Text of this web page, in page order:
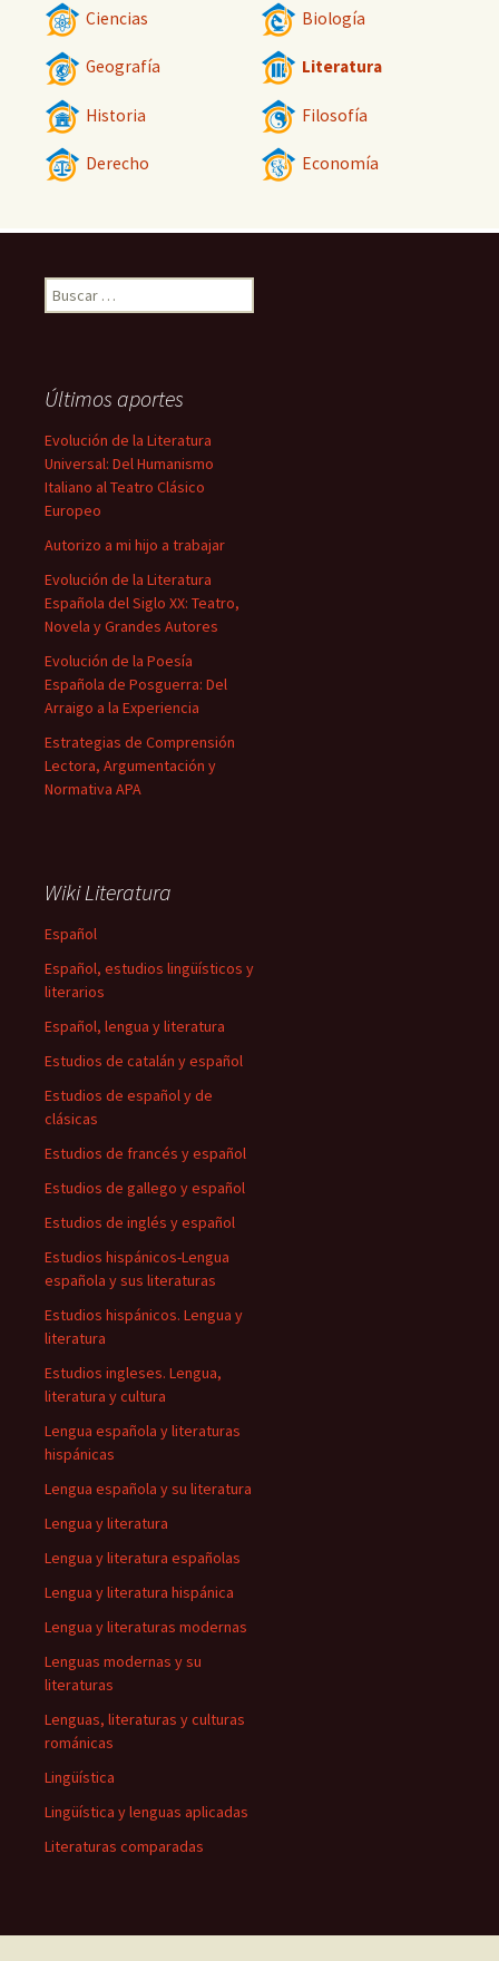
Ciencias Biología
Geografía Literatura
Historia Filosofía
Derecho Economía
Buscar:
Últimos aportes
Evolución de la Literatura
Universal: Del Humanismo
Italiano al Teatro Clásico
Europeo
Autorizo a mi hijo a trabajar
Evolución de la Literatura
Española del Siglo XX: Teatro,
Novela y Grandes Autores
Evolución de la Poesía
Española de Posguerra: Del
Arraigo a la Experiencia
Estrategias de Comprensión
Lectora, Argumentación y
Normativa APA
Wiki Literatura
Español
Español, estudios lingüísticos y
literarios
Español, lengua y literatura
Estudios de catalán y español
Estudios de español y de
clásicas
Estudios de francés y español
Estudios de gallego y español
Estudios de inglés y español
Estudios hispánicos-Lengua
española y sus literaturas
Estudios hispánicos. Lengua y
literatura
Estudios ingleses. Lengua,
literatura y cultura
Lengua española y literaturas
hispánicas
Lengua española y su literatura
Lengua y literatura
Lengua y literatura españolas
Lengua y literatura hispánica
Lengua y literaturas modernas
Lenguas modernas y su
literaturas
Lenguas, literaturas y culturas
románicas
Lingüística
Lingüística y lenguas aplicadas
Literaturas comparadas